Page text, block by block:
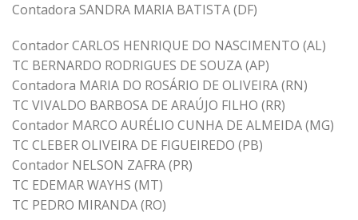
Contadora SANDRA MARIA BATISTA (DF)
Contador CARLOS HENRIQUE DO NASCIMENTO (AL)
TC BERNARDO RODRIGUES DE SOUZA (AP)
Contadora MARIA DO ROSÁRIO DE OLIVEIRA (RN)
TC VIVALDO BARBOSA DE ARAÚJO FILHO (RR)
Contador MARCO AURÉLIO CUNHA DE ALMEIDA (MG)
TC CLEBER OLIVEIRA DE FIGUEIREDO (PB)
Contador NELSON ZAFRA (PR)
TC EDEMAR WAYHS (MT)
TC PEDRO MIRANDA (RO)